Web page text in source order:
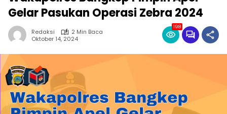
Gelar Pasukan Operasi Zebra 2024
Redaksi
2 Min Baca
Oktober 14, 2024
198